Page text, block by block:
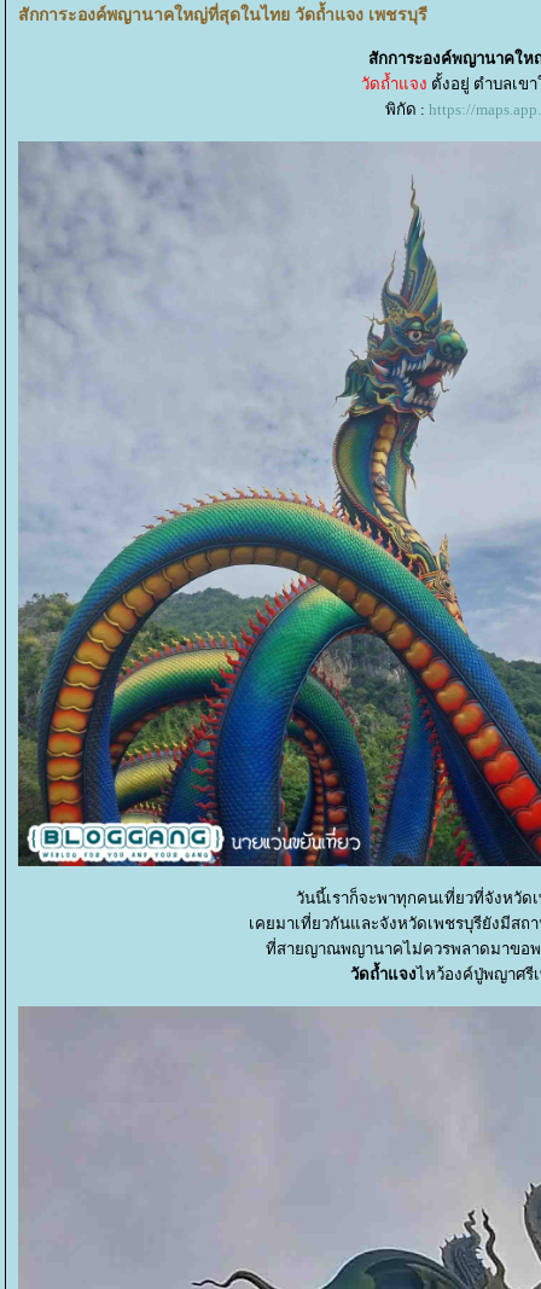
สักการะองค์พญานาคใหญ่ที่สุดในไทย วัดถ้ำแจง เพชรบุรี
สักการะองค์พญานาคให
วัดถ้ำแจง ตั้งอยู่ ตำบลเข
พิกัด : https://
วันนี้เราก็จะพาทุกคนเที่ยวที่จังหวั
เคยมาเที่ยวกันและจังหวัดเพชรบุรียังมีส
ที่สายญาณพญานาคไม่ควรพลาดมาขอ
วัดถ้ำแจงไหว้องค์ปู่พญาศรี